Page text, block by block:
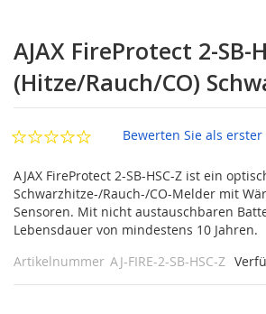
Anfang
der
Bildgalerie
springen
AJAX FireProtect 2-SB-
(Hitze/Rauch/CO)
Bewerten Sie als
AJAX FireProtect 2-SB-HSC-Z ist ein
Schwarzhitze-/Rauch-/CO-Melder mit
Sensoren. Mit nicht austauschbaren
Lebensdauer von mindestens 10 Jahren.
Artikelnummer AJ-FIRE-2-SB-HSC-Z